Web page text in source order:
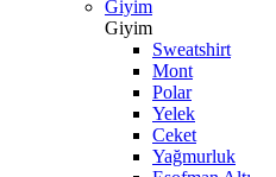
Giyim
Giyim
Sweatshirt
Mont
Polar
Yelek
Ceket
Yağmurluk